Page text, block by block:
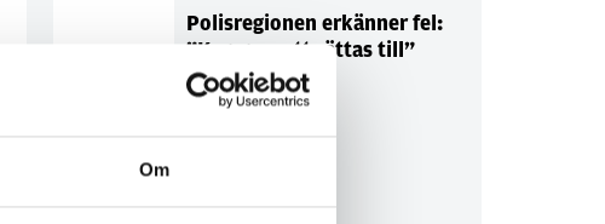
Om
Polisregionen erkänner fel:
”Kommer att rättas till”
Debatt